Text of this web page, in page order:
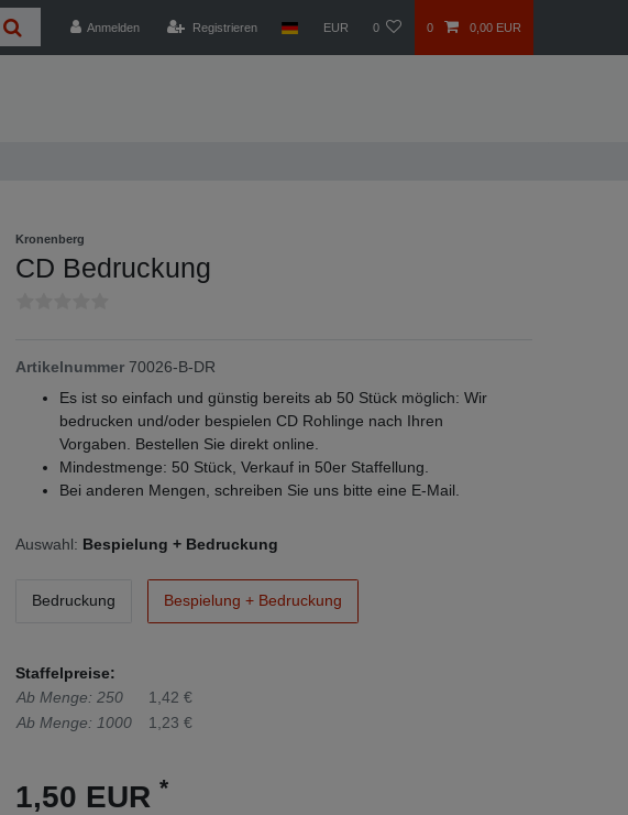
Anmelden Registrieren EUR 0 0 0,00 EUR
Kronenberg
CD Bedruckung
Artikelnummer 70026-B-DR
Es ist so einfach und günstig bereits ab 50 Stück möglich: Wir
bedrucken und/oder bespielen CD Rohlinge nach Ihren
Vorgaben. Bestellen Sie direkt online.
Mindestmenge: 50 Stück, Verkauf in 50er Staffellung.
Bei anderen Mengen, schreiben Sie uns bitte eine E-Mail.
Auswahl: Bespielung + Bedruckung
Bedruckung Bespielung + Bedruckung
Staffelpreise:
Ab Menge: 250
1,42 €
Ab Menge: 1000
1,23 €
1,50 EUR *